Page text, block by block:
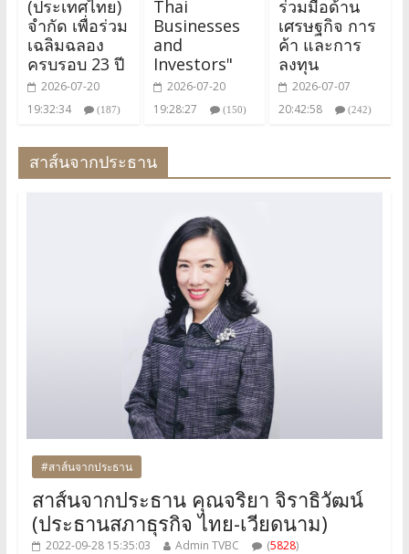
(ประเทศไทย)
จำกัด เพื่อร่วม
เฉลิมฉลอง
ครบรอบ 23 ปี
2026-07-20
19:32:34
(187)
Thai
Businesses
and
Investors"
2026-07-20
19:28:27
(150)
ร่วมมือด้าน
เศรษฐกิจ การ
ค้า และการ
ลงทุน
2026-07-07
20:42:58
(242)
สาส์นจากประธาน
#สาส์นจากประธาน
สาส์นจากประธาน คุณจริยา จิราธิวัฒน์
(ประธานสภาธุรกิจ ไทย-เวียดนาม)
2022-09-28 15:35:03 Admin TVBC (5828)